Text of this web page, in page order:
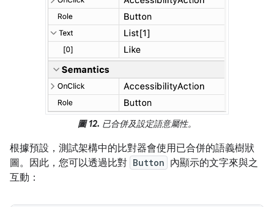
圖 12. 已合併及設定語意屬性。
根據預設，測試架構中的比對器會使用已合併的語義樹狀
圖。因此，您可以透過比對 Button 內顯示的文字來與之
互動：